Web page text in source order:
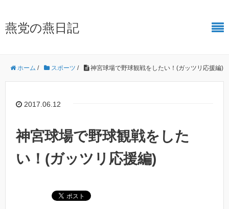
燕党の燕日記
ホーム / スポーツ / 神宮球場で野球観戦をしたい！(ガッツリ応援編)
2017.06.12
神宮球場で野球観戦をした
い！(ガッツリ応援編)